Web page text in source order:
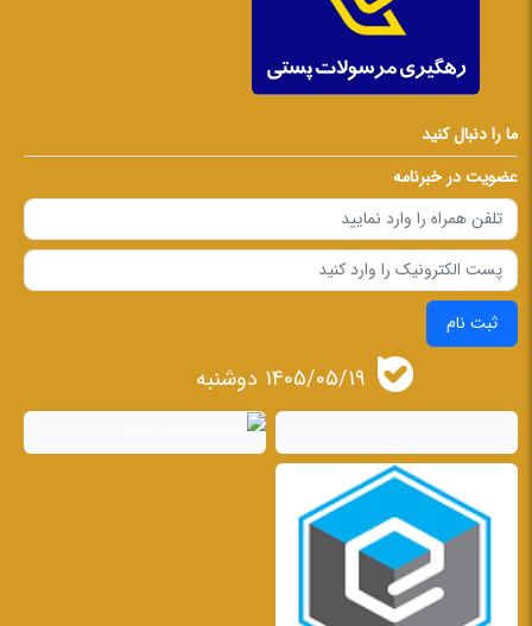
ما را دنبال کنید
عضویت در خبرنامه
ثبت نام
1405/05/19 دوشنبه